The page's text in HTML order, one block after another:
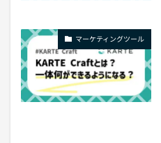
マーケティングツール